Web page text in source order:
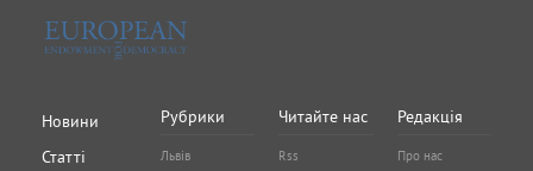
Новини
Статті
Рубрики
Львів
Читайте нас
Rss
Редакція
Про нас